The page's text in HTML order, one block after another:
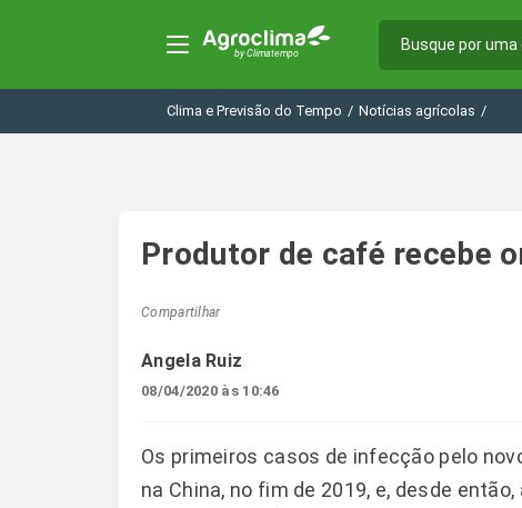
Clima e Previsão do Tempo / Notícias agrícolas /
Produtor de café recebe
Compartilhar
Angela Ruiz
08/04/2020 às 10:46
Os primeiros casos de infecção pelo
na China, no fim de 2019, e, desde